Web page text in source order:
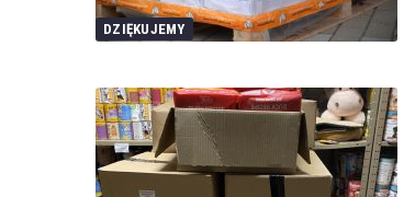
DZIĘKUJEMY